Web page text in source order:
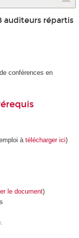
auditeurs répartis
conférences en
à télécharger ici)
le document)